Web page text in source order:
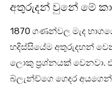
අතුරුදන් වුනේ මේ
1870 ගණන්වල මැද
හදිස්සියේම අතුරුදහන්
ලොකු ප්‍රශ්නයක් වෙනවා.
බ්ලැන්ච්ගෙ ගෙදර